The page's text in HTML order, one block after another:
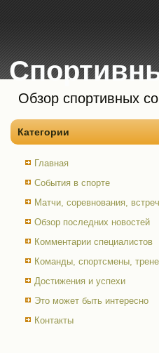
Обзор спортивных
Категории
Главная
События в спорте
Матчи, соревнования,
Обзор последних новостей
Комментарии специалистов
Команды, спортсмены,
Достижения и успехи
Это может быть интересно
Контакты